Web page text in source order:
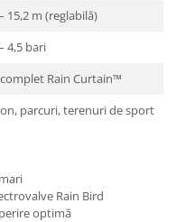
15,2 m (reglabilă)
4,5 bari
Rain Curtain™
parcuri, terenuri de sport
Rain Bird
optimă